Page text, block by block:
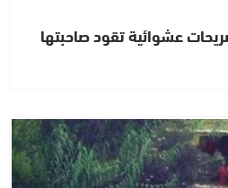
عشوائية تقود صاحبتها